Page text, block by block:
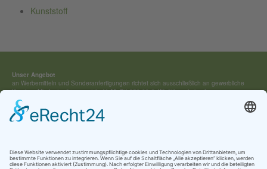
Kunststoff
Unser Angebot
an Werbemitteln und Sonderan­fertigungen richtet sich ausschließ­lich an gewerbliche
Kunden. Mindestauftragswert (exkl. MwSt) 250,00 €. Wir führen keine Lagerware,
sondern fertigen jedes Werbemittel individuell für Sie an.
Kontakt:
Tel.: +49 (0) 4154 / 7 95 40-0
Erfahren Sie mehr überunsere Geschichteals traditionsreiches Familienunternehmen
und lernen Sieunsere WerteundKatalogekennen.